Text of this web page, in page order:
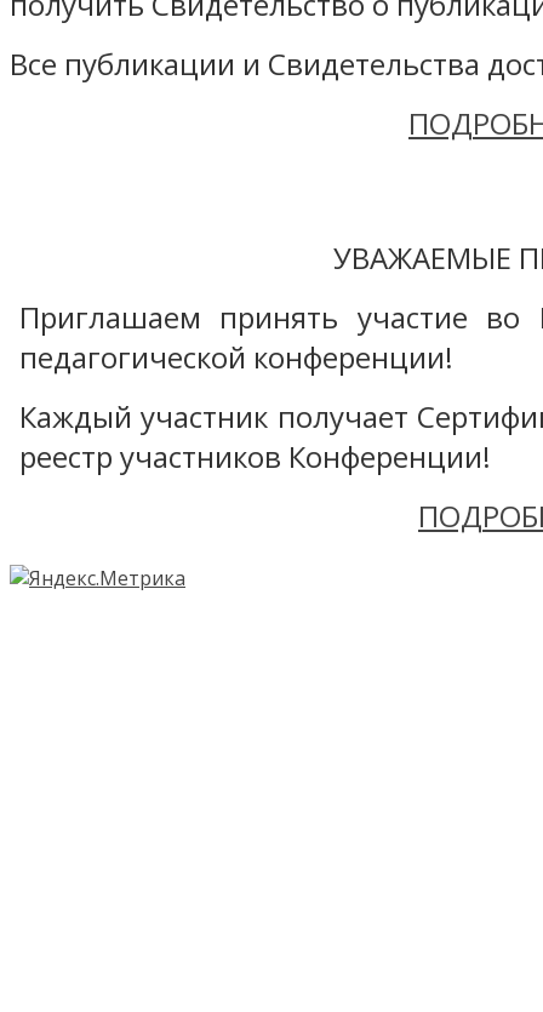
Все публикации и Свидетельства
УВАЖАЕМЫЕ
Приглашаем принять участие во
педагогической конференции!
Каждый участник получает
реестр участников Конференции!